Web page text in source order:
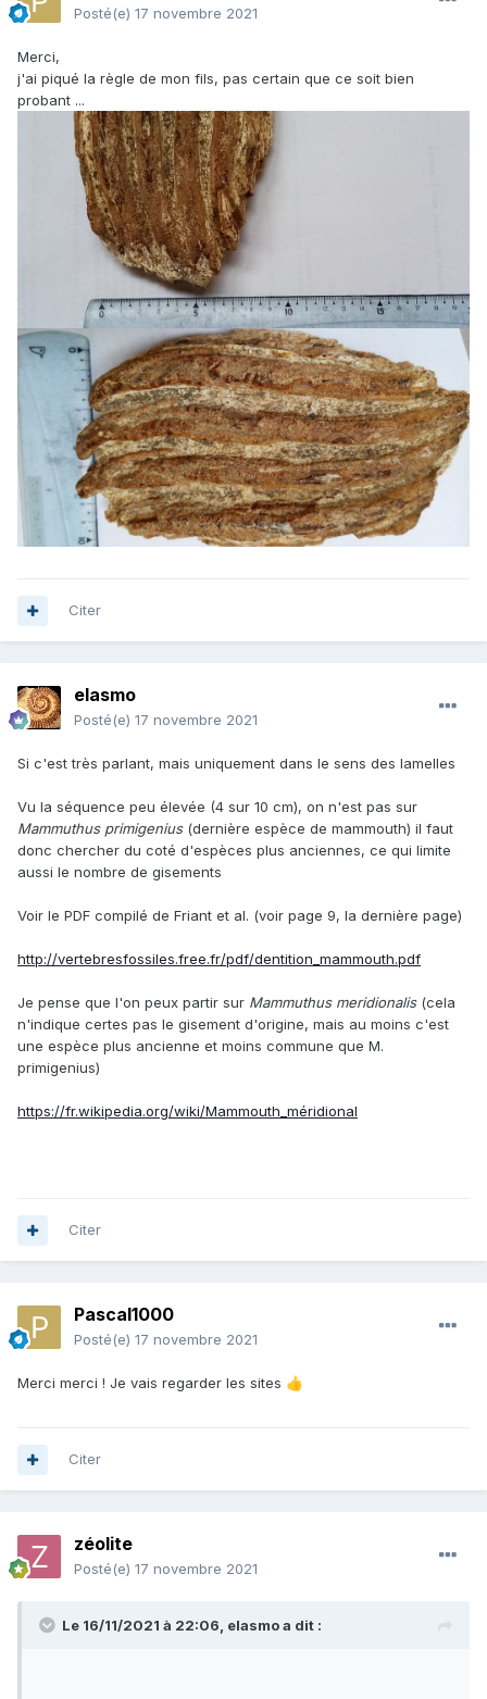
Posté(e) 17 novembre 2021
Merci,
j'ai piqué la règle de mon fils, pas certain que ce soit bien
probant ...
Citer
elasmo
Posté(e) 17 novembre 2021
Si c'est très parlant, mais uniquement dans le sens des lamelles
Vu la séquence peu élevée (4 sur 10 cm), on n'est pas sur
Mammuthus primigenius(dernière espèce de mammouth) il faut
donc chercher du coté d'espèces plus anciennes, ce qui limite
aussi le nombre de gisements
Voir le PDF compilé de Friant et al. (voir page 9, la dernière page)
http://vertebresfossiles.free.fr/pdf/dentition_mammouth.pdf
Je pense que l'on peux partir sur Mammuthus meridionalis (cela
n'indique certes pas le gisement d'origine, mais au moins c'est
une espèce plus ancienne et moins commune que M.
primigenius)
https://fr.wikipedia.org/wiki/Mammouth_méridional
Citer
Pascal1000
Posté(e) 17 novembre 2021
Merci merci ! Je vais regarder les sites 👍
Citer
zéolite
Posté(e) 17 novembre 2021
Le 16/11/2021 à 22:06, elasmoa dit :